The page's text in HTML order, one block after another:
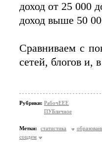
доход от 25 000
доход выше 50
Сравниваем с
сетей, блогов и,
Рубрики: РабочЕЕЕ
ПУБличное
Метки: статистика
соцдем